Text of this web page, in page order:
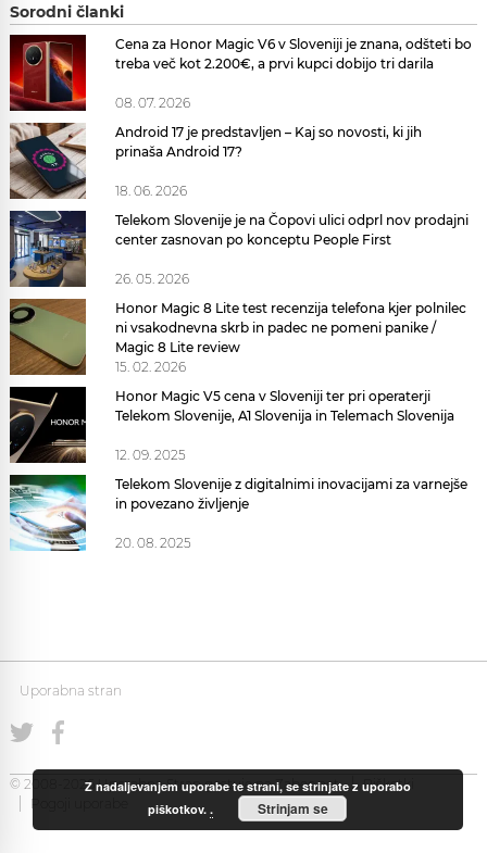
Sorodni članki
Cena za Honor Magic V6 v Sloveniji je znana, odšteti bo
treba več kot 2.200€, a prvi kupci dobijo tri darila
08. 07. 2026
Android 17 je predstavljen – Kaj so novosti, ki jih
prinaša Android 17?
18. 06. 2026
Telekom Slovenije je na Čopovi ulici odprl nov prodajni
center zasnovan po konceptu People First
26. 05. 2026
Honor Magic 8 Lite test recenzija telefona kjer polnilec
ni vsakodnevna skrb in padec ne pomeni panike /
Magic 8 Lite review
15. 02. 2026
Honor Magic V5 cena v Sloveniji ter pri operaterji
Telekom Slovenije, A1 Slovenija in Telemach Slovenija
12. 09. 2025
Telekom Slovenije z digitalnimi inovacijami za varnejše
in povezano življenje
20. 08. 2025
Uporabna stran
© 2008-2026 Uporabna Stran gostuje naZabec.net
Piškotki
Pogoji uporabe
Z nadaljevanjem uporabe te strani, se strinjate z uporabo
piškotkov.. Strinjam se